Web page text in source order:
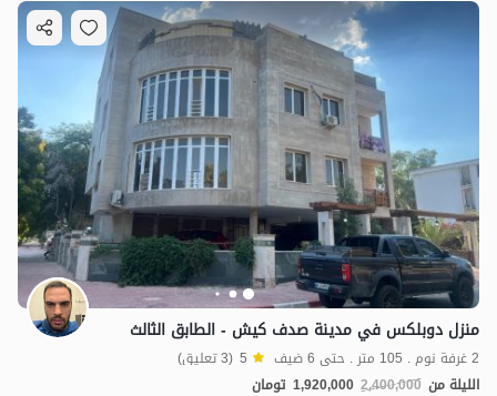
منزل دوبلكس في مدينة صدف كيش - الطابق الثالث
2 غرفة نوم . 105 متر . حتى 6 ضيف 5 (3 تعليق)
الليلة من 2,400,000
1,920,000 تومان